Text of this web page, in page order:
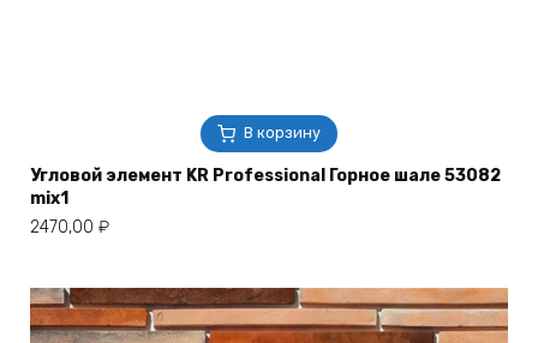
В корзину
Угловой элемент KR Professional Горное шале 53082
mix1
2470,00 ₽